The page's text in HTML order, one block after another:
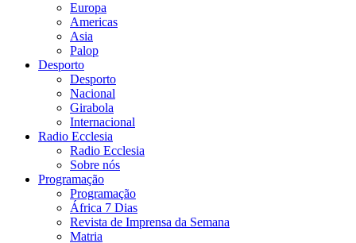
Europa
Americas
Asia
Palop
Desporto
Desporto
Nacional
Girabola
Internacional
Radio Ecclesia
Radio Ecclesia
Sobre nós
Programação
Programação
África 7 Dias
Revista de Imprensa da Semana
Matria